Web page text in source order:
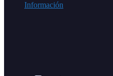
Información